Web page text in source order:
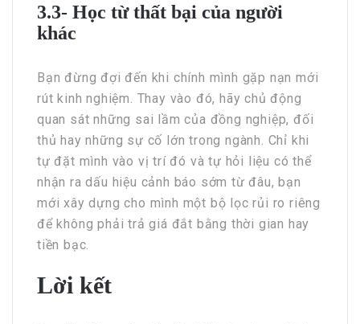
3.3- Học từ thất bại của người
khác
Bạn đừng đợi đến khi chính mình gặp nạn mới
rút kinh nghiệm. Thay vào đó, hãy chủ động
quan sát những sai lầm của đồng nghiệp, đối
thủ hay những sự cố lớn trong ngành. Chỉ khi
tự đặt mình vào vị trí đó và tự hỏi liệu có thể
nhận ra dấu hiệu cảnh báo sớm từ đâu, bạn
mới xây dựng cho mình một bộ lọc rủi ro riêng
để không phải trả giá đắt bằng thời gian hay
tiền bạc.
Lời kết